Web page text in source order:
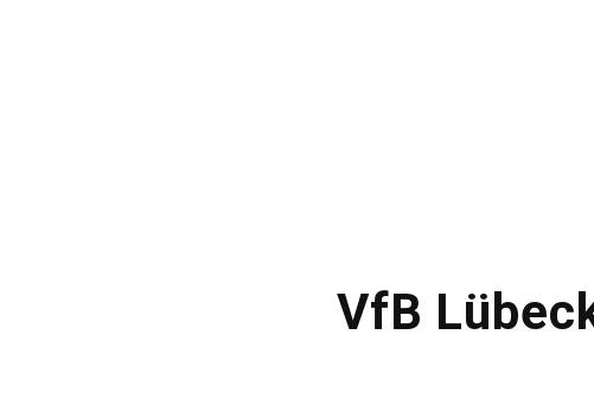
VfB